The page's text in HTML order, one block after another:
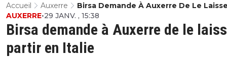
Accueil Auxerre
Birsa Demande À Auxerre De Le
Partir En Italie
Birsa demande à Auxerre de le
partir en Italie
AUXERRE•29 JANV. , 15:38